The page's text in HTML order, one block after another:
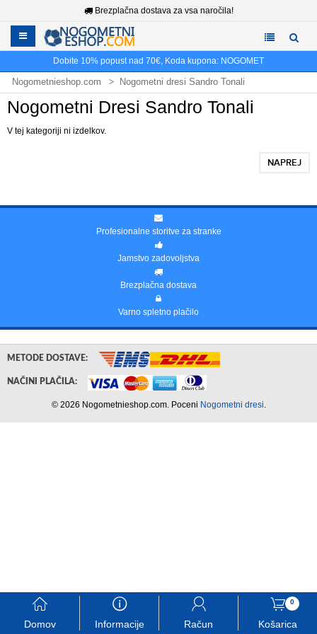
Brezplačna dostava za vsa naročila!
Dobite 10% popust nad 70€, Koda kupona: NOGOMET
Nogometnieshop.com Nogometni dresi Sandro Tonali
Nogometni Dresi Sandro Tonali
V tej kategoriji ni izdelkov.
NAPREJ
Profesionalne storitve za stranke
Jamstvo zadovoljstva
Brezplačna dostava
Varno spletno plačilo
󰃱
Domov
󰈢
Informacije
󰃳
Račun
0
󰃦
Košarica
METODE DOSTAVE:
NAČINI PLAČILA:
© 2026 Nogometnieshop.com. Poceni Nogometni dresi.